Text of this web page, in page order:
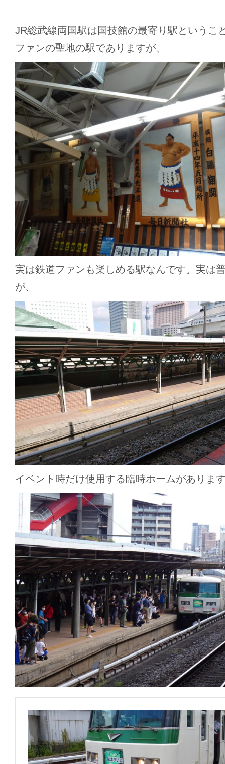
JR総武線両国駅は国技館の最寄り駅というこ
ファンの聖地の駅でありますが、
実は鉄道ファンも楽しめる駅なんです。実は
が、
イベント時だけ使用する臨時ホームがありま